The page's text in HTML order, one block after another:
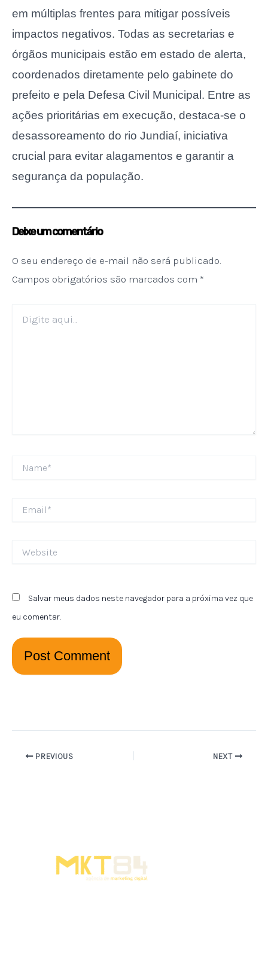
em múltiplas frentes para mitigar possíveis
impactos negativos. Todas as secretarias e
órgãos municipais estão em estado de alerta,
coordenados diretamente pelo gabinete do
prefeito e pela Defesa Civil Municipal. Entre as
ações prioritárias em execução, destaca-se o
desassoreamento do rio Jundiaí, iniciativa
crucial para evitar alagamentos e garantir a
segurança da população.
Deixe um comentário
O seu endereço de e-mail não será publicado.
Campos obrigatórios são marcados com *
aqui...
Salvar meus dados neste navegador para a próxima vez que
eu comentar.
PREVIOUS NEXT